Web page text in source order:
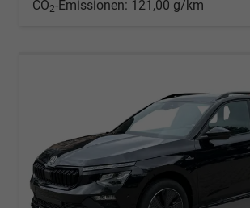
CO2-Emissionen: 121,00 g/km